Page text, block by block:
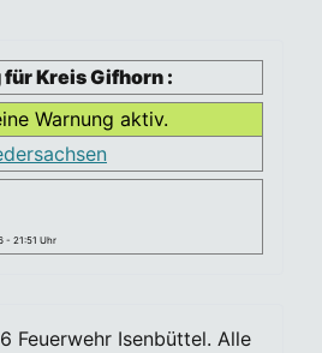
Kreis Gifhorn :
Warnung aktiv.
- 21:51 Uhr
Feuerwehr Isenbüttel. Alle